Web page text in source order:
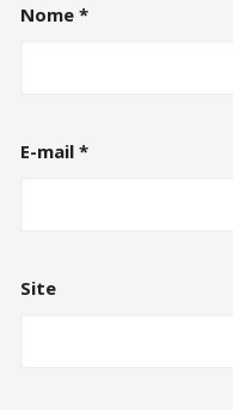
Nome*
E-mail*
Site